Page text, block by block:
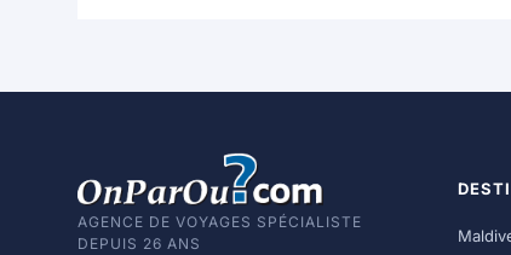
AGENCE DE VOYAGES SPÉCIALISTE
DEPUIS 26 ANS